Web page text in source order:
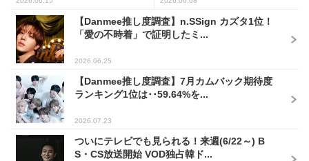
【Danmee推し度調査】n.SSign カズタ1位！
「愛の不時着」で証明したミ...
2026.06.25
【Danmee推し度調査】7月カムバック期待度
ランキング1位は･･59.64%を...
2026.07.23
ついにテレビでも見られる！来週(6/22～) B
S・CS放送開始 VOD独占韓ド...